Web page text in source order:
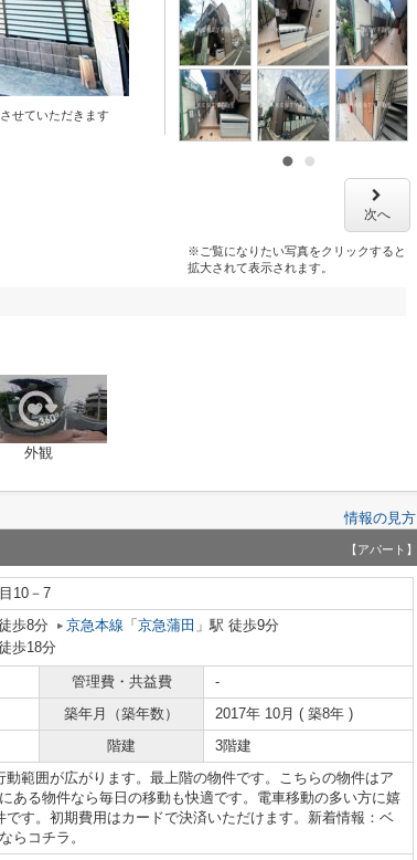
せていただきます
次へ
※ご覧になりたい写真をクリックすると
拡大されて表示されます。
外観
情報の見方
【アパート】
10－7
歩8分 京急本線 「 京急蒲田 」駅 徒歩9分
歩18分
管理費・共益費
-
築年月（築年数）
2017年 10月 ( 築8年 )
階建 3階建
動範囲が広がります。最上階の物件です。こちらの物件はア
ある物件なら毎日の移動も快適です。電車移動の多い方に嬉
です。初期費用はカードで決済いただけます。新着情報：ベ
らコチラ。